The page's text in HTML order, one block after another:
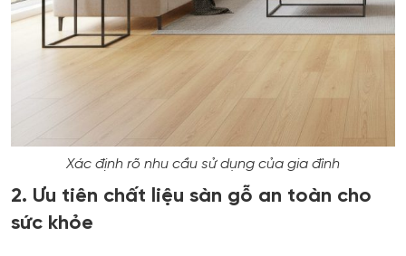
Xác định rõ nhu cầu sử dụng của gia đình
2. Ưu tiên chất liệu sàn gỗ an toàn cho
sức khỏe